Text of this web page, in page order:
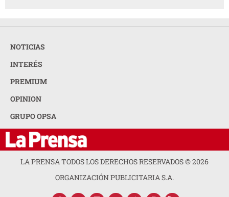
NOTICIAS
INTERÉS
PREMIUM
OPINION
GRUPO OPSA
LA PRENSA TODOS LOS DERECHOS RESERVADOS ©2026
ORGANIZACIÓN PUBLICITARIA S.A.